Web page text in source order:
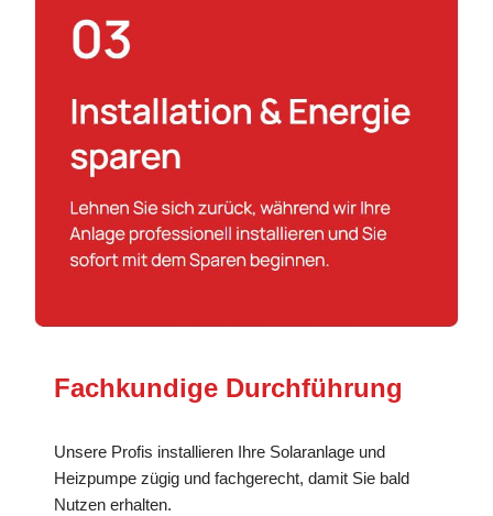
Fachkundige Durchführung
Unsere Profis installieren Ihre Solaranlage und
Heizpumpe zügig und fachgerecht, damit Sie bald
Nutzen erhalten.